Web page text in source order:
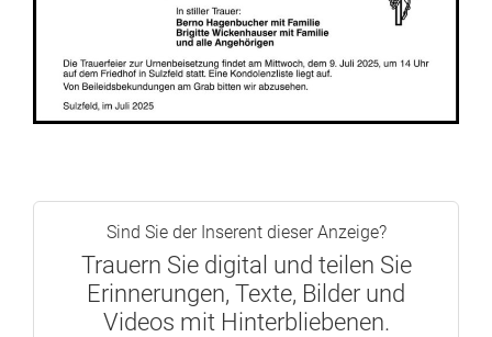
Sind Sie der Inserent dieser Anzeige?
Trauern Sie digital und teilen Sie
Erinnerungen, Texte, Bilder und
Videos mit Hinterbliebenen.